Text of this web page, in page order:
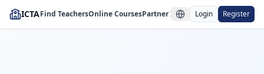
ICTAFind TeachersOnline CoursesPartner Institutions
Login Register